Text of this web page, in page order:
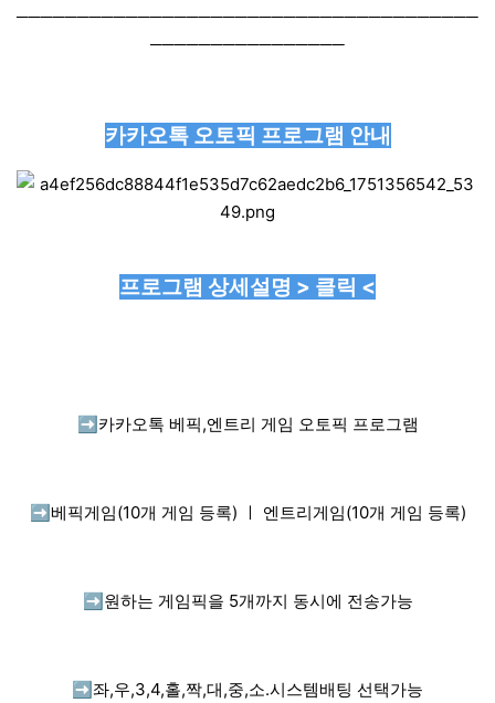
──────────────────────────────────────
────────────────
카카오톡 오토픽 프로그램 안내
프로그램 상세설명 > 클릭 <
➡️ 카카오톡 베픽,엔트리 게임 오토픽 프로그램
➡️ 베픽게임(10개 게임 등록) ㅣ 엔트리게임(10개 게임 등록)
➡️ 원하는 게임픽을 5개까지 동시에 전송가능
➡️ 좌,우,3,4,홀,짝,대,중,소.시스템배팅 선택가능